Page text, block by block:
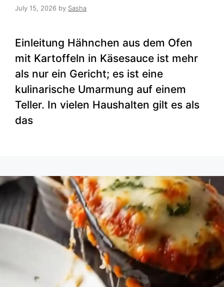
July 15, 2026 by Sasha
Einleitung Hähnchen aus dem Ofen
mit Kartoffeln in Käsesauce ist mehr
als nur ein Gericht; es ist eine
kulinarische Umarmung auf einem
Teller. In vielen Haushalten gilt es als
das